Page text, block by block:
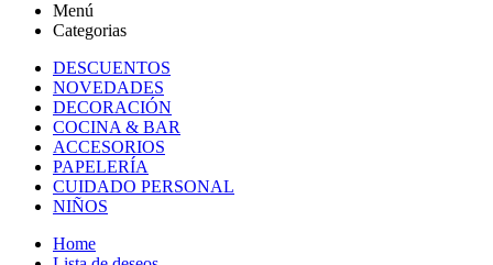
Menú
Categorias
DESCUENTOS
NOVEDADES
DECORACIÓN
COCINA & BAR
ACCESORIOS
PAPELERÍA
CUIDADO PERSONAL
NIÑOS
Home